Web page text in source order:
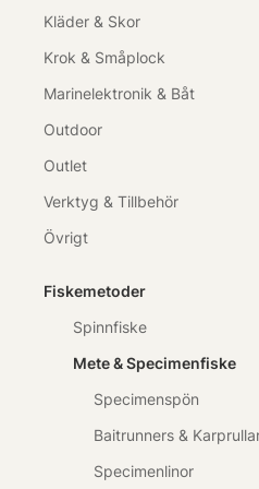
Kläder & Skor
Krok & Småplock
Marinelektronik & Båt
Outdoor
Outlet
Verktyg & Tillbehör
Övrigt
Fiskemetoder
Spinnfiske
Mete & Specimenfiske
Specimenspön
Baitrunners &
Specimenlinor